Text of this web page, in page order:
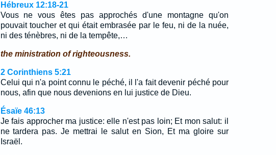
Hébreux 12:18-21
Vous ne vous êtes pas approchés d'une montagne qu'on
pouvait toucher et qui était embrasée par le feu, ni de la nuée,
ni des ténèbres, ni de la tempête,…
the ministration of righteousness.
2 Corinthiens 5:21
Celui qui n'a point connu le péché, il l'a fait devenir péché pour
nous, afin que nous devenions en lui justice de Dieu.
Ésaïe 46:13
Je fais approcher ma justice: elle n'est pas loin; Et mon salut: il
ne tardera pas. Je mettrai le salut en Sion, Et ma gloire sur
Israël.